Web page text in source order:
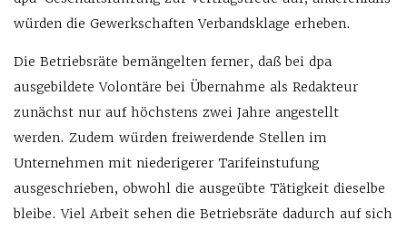
würden die Gewerkschaften Verbandsklage erheben.
Die Betriebsräte bemängelten ferner, daß bei dpa
ausgebildete Volontäre bei Übernahme als Redakteur
zunächst nur auf höchstens zwei Jahre angestellt
werden. Zudem würden freiwerdende Stellen im
Unternehmen mit niederigerer Tarifeinstufung
ausgeschrieben, obwohl die ausgeübte Tätigkeit dieselbe
bleibe. Viel Arbeit sehen die Betriebsräte dadurch auf sich